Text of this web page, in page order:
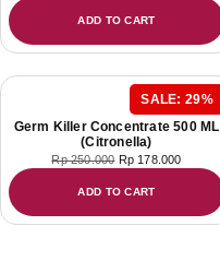
ADD TO CART
SALE: 29%
Germ Killer Concentrate 500 ML
(Citronella)
Rp250.000 Rp 178.000
ADD TO CART